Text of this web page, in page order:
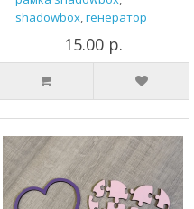
shadowbox,генератор
15.00 р.